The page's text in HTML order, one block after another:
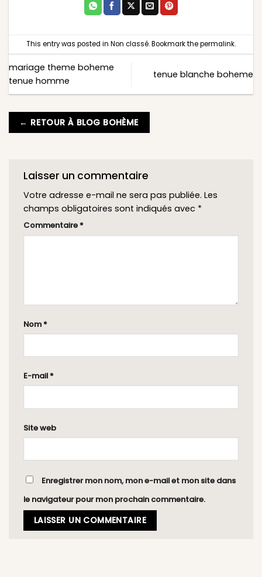
This entry was posted in Non classé. Bookmark thepermalink.
mariage theme boheme
tenue homme
tenue blanche boheme
← RETOUR À BLOG BOHÈME
Laisser un commentaire
Votre adresse e-mail ne sera pas publiée. Les
champs obligatoires sont indiqués avec *
Commentaire *
Nom *
E-mail *
Site web
Enregistrer mon nom, mon e-mail et mon site dans
le navigateur pour mon prochain commentaire.